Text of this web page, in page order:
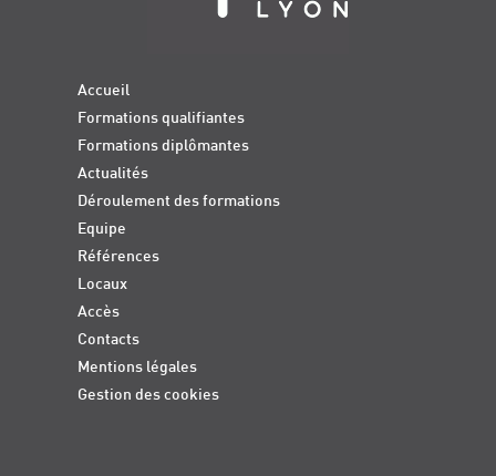
Accueil
Formations qualifiantes
Formations diplômantes
Actualités
Déroulement des formations
Equipe
Références
Locaux
Accès
Contacts
Mentions légales
Gestion des cookies